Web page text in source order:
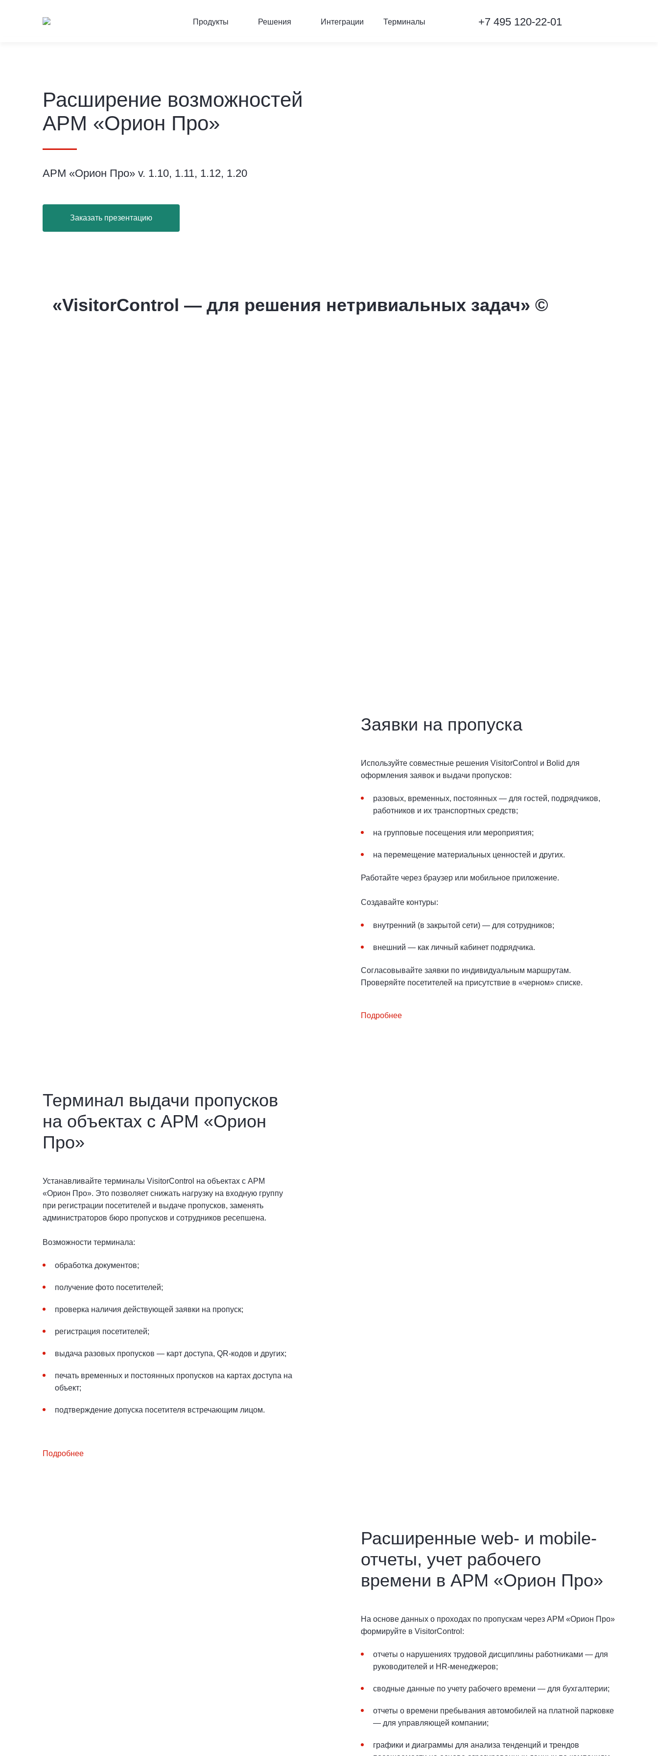
Продукты Решения Интеграции Терминалы +7 495 120-22-01
Расширение возможностей
АРМ «Орион Про»
АРМ «Орион Про» v. 1.10, 1.11, 1.12, 1.20
Заказать презентацию
«VisitorControl — для решения нетривиальных задач» ©
Заявки на пропуска
Используйте совместные решения VisitorControl и Bolid для
оформления заявок и выдачи пропусков:
разовых, временных, постоянных — для гостей, подрядчиков,
работников и их транспортных средств;
на групповые посещения или мероприятия;
на перемещение материальных ценностей и других.
Работайте через браузер или мобильное приложение.
Создавайте контуры:
внутренний (в закрытой сети) — для сотрудников;
внешний — как личный кабинет подрядчика.
Согласовывайте заявки по индивидуальным маршрутам.
Проверяйте посетителей на присутствие в «черном» списке.
Подробнее
Терминал выдачи пропусков
на объектах с АРМ «Орион
Про»
Устанавливайте терминалы VisitorControl на объектах с АРМ
«Орион Про». Это позволяет снижать нагрузку на входную группу
при регистрации посетителей и выдаче пропусков, заменять
администраторов бюро пропусков и сотрудников ресепшена.
Возможности терминала:
обработка документов;
получение фото посетителей;
проверка наличия действующей заявки на пропуск;
регистрация посетителей;
выдача разовых пропусков — карт доступа, QR-кодов и других;
печать временных и постоянных пропусков на картах доступа на
объект;
подтверждение допуска посетителя встречающим лицом.
Подробнее
Расширенные web- и mobile-
отчеты, учет рабочего
времени в АРМ «Орион Про»
На основе данных о проходах по пропускам через АРМ «Орион Про»
формируйте в VisitorControl:
отчеты о нарушениях трудовой дисциплины работниками — для
руководителей и HR-менеджеров;
сводные данные по учету рабочего времени — для бухгалтерии;
отчеты о времени пребывания автомобилей на платной парковке
— для управляющей компании;
графики и диаграммы для анализа тенденций и трендов